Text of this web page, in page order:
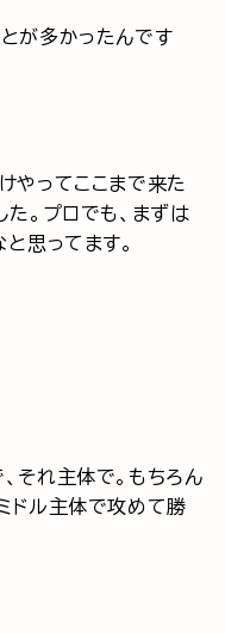
が多かったんです
やってここまで来た
。プロでも、まずは
思ってます。
それ主体で。もちろん
ドル主体で攻めて勝